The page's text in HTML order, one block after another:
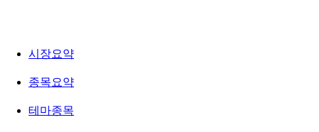
시장요약
종목요약
테마종목